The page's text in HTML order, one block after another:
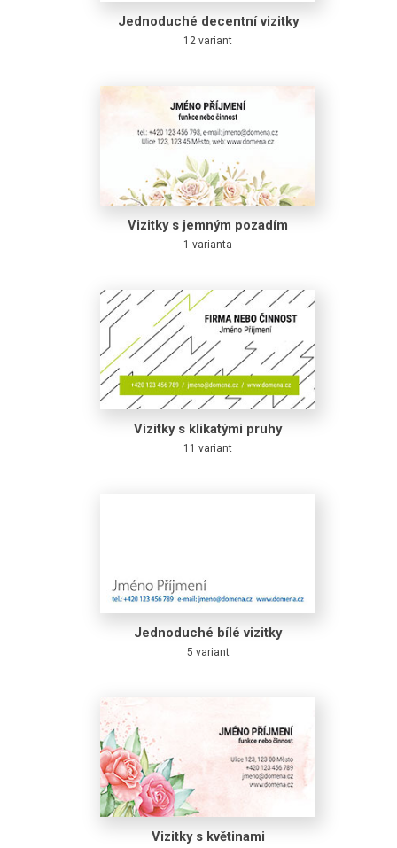
Jednoduché decentní vizitky
12 variant
Vizitky s jemným pozadím
1 varianta
Vizitky s klikatými pruhy
11 variant
Jednoduché bílé vizitky
5 variant
Vizitky s květinami